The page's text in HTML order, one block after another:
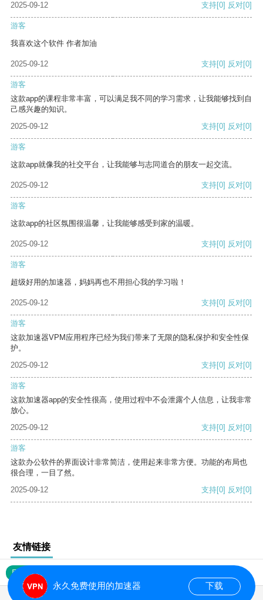
2025-09-12
支持[0] 反对[0]
游客
我喜欢这个软件 作者加油
2025-09-12 支持[0] 反对[0]
游客
这款app的课程非常丰富，可以满足我不同的学习需求，让我能够找到自
己感兴趣的知识。
2025-09-12
支持[0] 反对[0]
游客
这款app就像我的社交平台，让我能够与志同道合的朋友一起交流。
2025-09-12 支持[0] 反对[0]
游客
这款app的社区氛围很温馨，让我能够感受到家的温暖。
2025-09-12 支持[0] 反对[0]
游客
超级好用的加速器，妈妈再也不用担心我的学习啦！
2025-09-12 支持[0] 反对[0]
游客
这款加速器VPM应用程序已经为我们带来了无限的隐私保护和安全性保
护。
2025-09-12
支持[0] 反对[0]
游客
这款加速器app的安全性很高，使用过程中不会泄露个人信息，让我非常
放心。
2025-09-12
支持[0] 反对[0]
游客
这款办公软件的界面设计非常简洁，使用起来非常方便。功能的布局也
很合理，一目了然。
2025-09-12
支持[0] 反对[0]
友情链接
网站地图
永久免费使用的加速器 下载